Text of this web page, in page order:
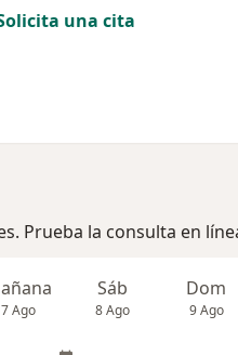
una cita
Prueba la consulta en
7 Ago
Sáb
8 Ago
Dom
9 Ago